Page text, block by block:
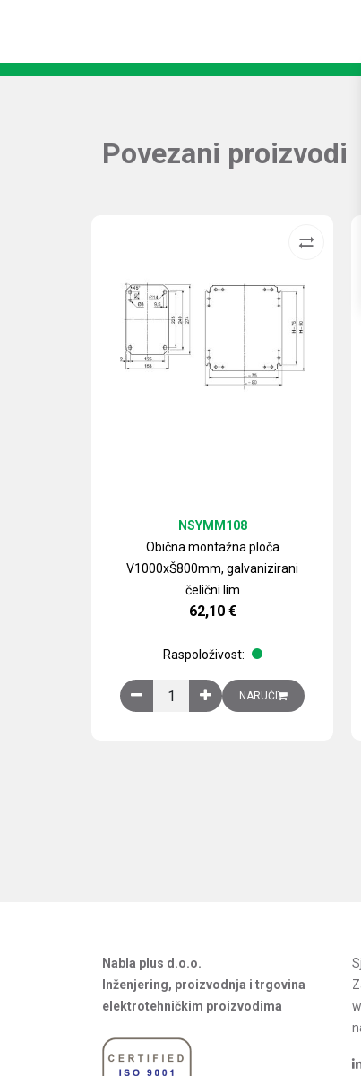
Povezani proizvodi
Obična montažna ploča
V1000xŠ800mm, galvanizirani
čelični lim
NSYMM108
62,10 €
Raspoloživost:
Obična montažna ploča
NARUČI
Nabla plus d.o.o.
Inženjering, proizvodnja i trgovina
elektrotehničkim proizvodima